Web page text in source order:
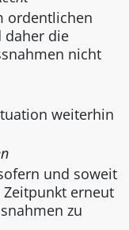
ordentlichen
daher die
nicht
weiterhin
und soweit
erneut
zu